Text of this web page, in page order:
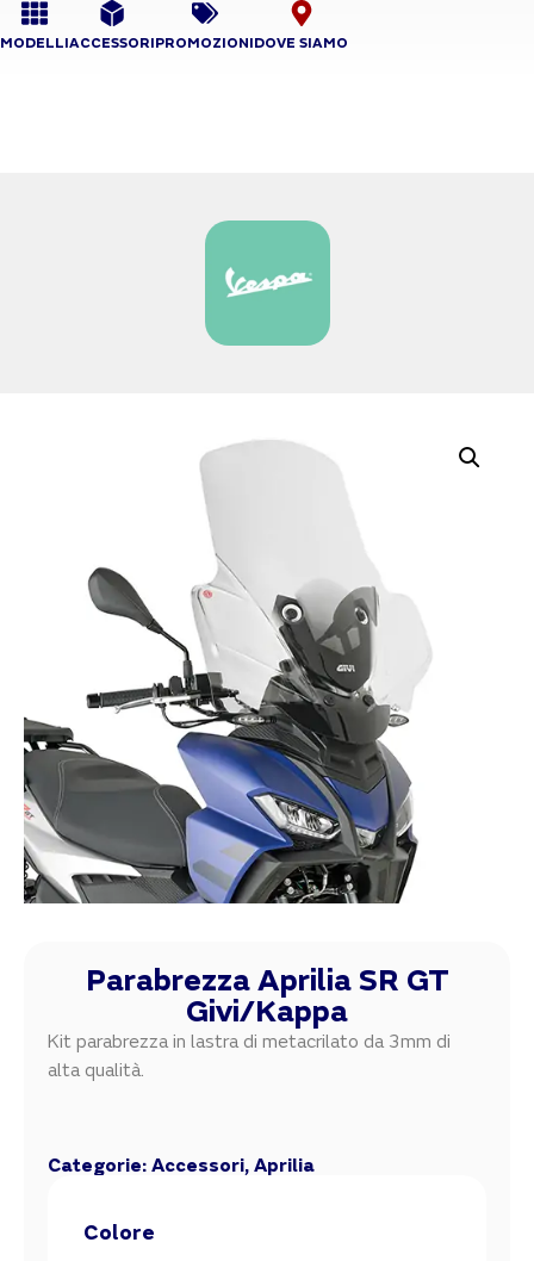
MODELLIACCESSORIPROMOZIONIDOVE SIAMO
Parabrezza Aprilia SR GT
Givi/Kappa
Kit parabrezza in lastra di metacrilato da 3mm di
alta qualità.
Categorie: Accessori, Aprilia
Colore